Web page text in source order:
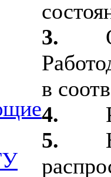
3.
в
4.
5.